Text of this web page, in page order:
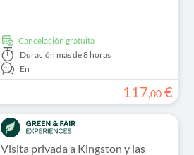
cancelación gratuita
Duración más de 8 horas
En
117,00 €
Visita privada a Kingston y las